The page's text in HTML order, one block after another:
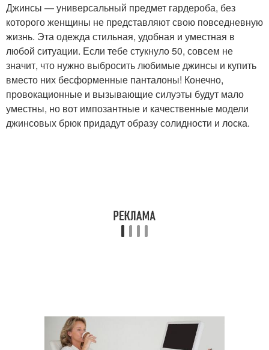
Джинсы — универсальный предмет гардероба, без
которого женщины не представляют свою повседневную
жизнь. Эта одежда стильная, удобная и уместная в
любой ситуации. Если тебе стукнуло 50, совсем не
значит, что нужно выбросить любимые джинсы и купить
вместо них бесформенные панталоны! Конечно,
провокационные и вызывающие силуэты будут мало
уместны, но вот импозантные и качественные модели
джинсовых брюк придадут образу солидности и лоска.